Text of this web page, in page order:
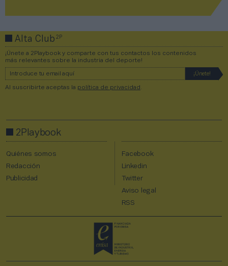
Alta Club2P
¡Únete a 2Playbook y comparte con tus contactos los contenidos
más relevantes sobre la industria del deporte!
Al suscribirte aceptas la política de privacidad
2Playbook
Quiénes somos
Redacción
Publicidad
Facebook
Linkedin
Twitter
Aviso legal
RSS